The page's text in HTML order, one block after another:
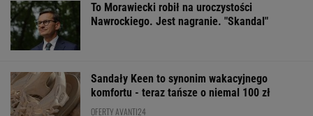
To Morawiecki robił na uroczystości
Nawrockiego. Jest nagranie. "Skandal"
Sandały Keen to synonim wakacyjnego
komfortu - teraz tańsze o niemal 100 zł
OFERTY AVANTI24